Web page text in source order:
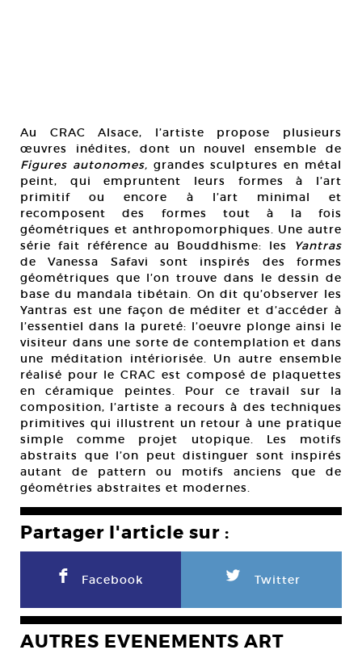
Au CRAC Alsace, l’artiste propose plusieurs
œuvres inédites, dont un nouvel ensemble de
Figures autonomes, grandes sculptures en métal
peint, qui empruntent leurs formes à l’art
primitif ou encore à l’art minimal et
recomposent des formes tout à la fois
géométriques et anthropomorphiques. Une autre
série fait référence au Bouddhisme: les
Yantras
de Vanessa Safavi sont inspirés des formes
géométriques que l’on trouve dans le dessin de
base du mandala tibétain. On dit qu’observer les
Yantras est une façon de méditer et d’accéder à
l’essentiel dans la pureté: l’oeuvre plonge ainsi le
visiteur dans une sorte de contemplation et dans
une méditation intériorisée. Un autre ensemble
réalisé pour le CRAC est composé de plaquettes
en céramique peintes. Pour ce travail sur la
composition, l’artiste a recours à des techniques
primitives qui illustrent un retour à une pratique
simple comme projet utopique. Les motifs
abstraits que l’on peut distinguer sont inspirés
autant de pattern ou motifs anciens que de
géométries abstraites et modernes.
Partager l'article sur :
F Facebook L Twitter
AUTRES EVENEMENTS ART